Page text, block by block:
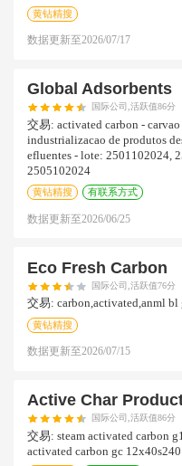
黄钻精搜
数据更新至2026/07/17
Global Adsorbents
国际公司,活跃值86分
交易: activated carbon -
industrializacao de produtos
efluentes - lote: 2501102024,
2505102024
黄钻精搜 有联系方式
数据更新至2026/06/25
Eco Fresh Carbon
国际公司,活跃值76分
交易: carbon,activated,anml bl
黄钻精搜
数据更新至2026/07/15
Active Char
国际公司,活跃值86分
交易: steam activated carbon
activated carbon gc